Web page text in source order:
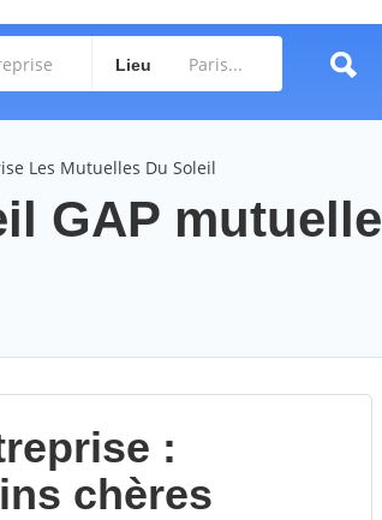
Lieu
Les Mutuelles Du Soleil
GAP mutuelle
:
chères